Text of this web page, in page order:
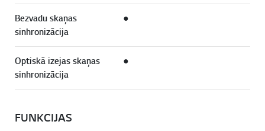
Bezvadu skaņas
sinhronizācija
●
Optiskā izejas skaņas
sinhronizācija
●
FUNKCIJAS